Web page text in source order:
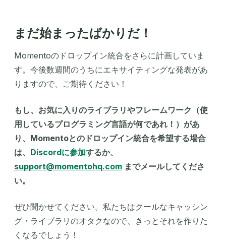
まだ始まったばかりだ！
Momentoのドロップイン統合をさらに計画していま
す。今後数週間のうちにエキサイティングな発表があ
りますので、ご期待ください！
もし、お気に入りのライブラリやフレームワーク（使
用しているプログラミング言語が何であれ！）があ
り、Momentoとのドロップイン統合を希望する場合
は、 Discordに参加するか、
support@momentohq.com までメールしてくださ
い。
ぜひ聞かせてください。私たちはクールなキャッシン
グ・ライブラリのオタクなので、きっとそれを作りた
くなるでしょう！